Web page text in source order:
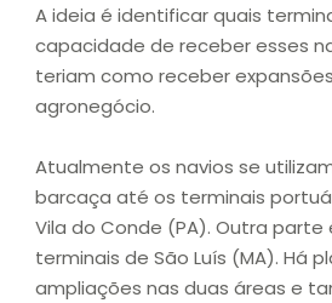
A ideia é identificar quais
capacidade de receber esses
teriam como receber
agronegócio.
Atualmente os navios se
barcaça até os terminais
Vila do Conde (PA). Outra
terminais de São Luís (MA). Há
ampliações nas duas áreas e